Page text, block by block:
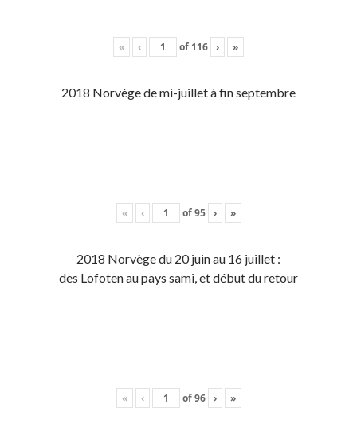
« ‹ of 116 › »
2018 Norvège de mi-juillet à fin septembre
« ‹ of95 › »
2018 Norvège du 20 juin au 16 juillet :
des Lofoten au pays sami, et début du retour
« ‹ of96 › »